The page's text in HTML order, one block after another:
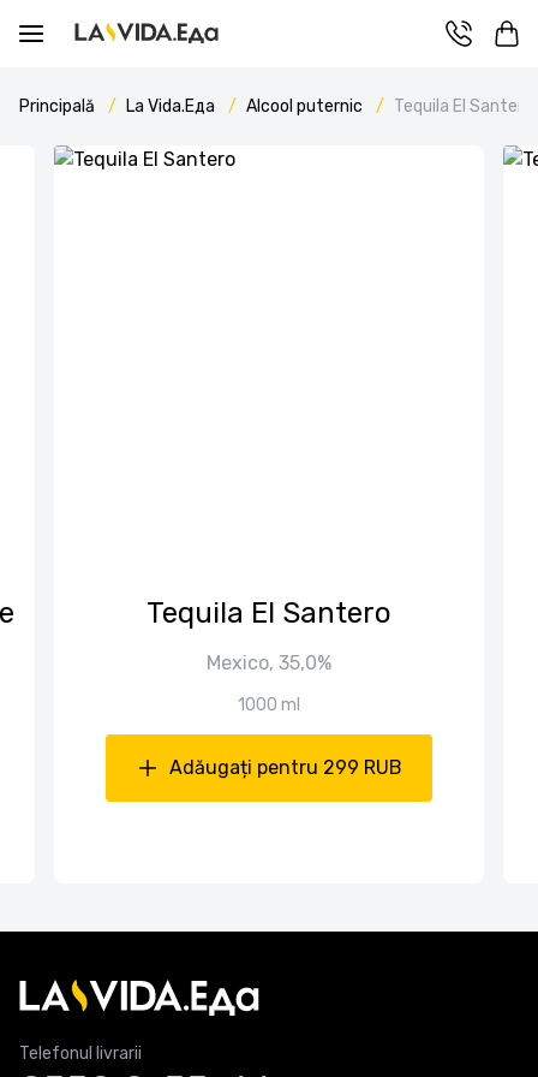
Principală La Vida.Еда Alcool puternic Tequila El Santero
Tequila El Santero
Mexico, 35,0%
1000 ml
Adăugați pentru 299 RUB
Telefonul livrarii